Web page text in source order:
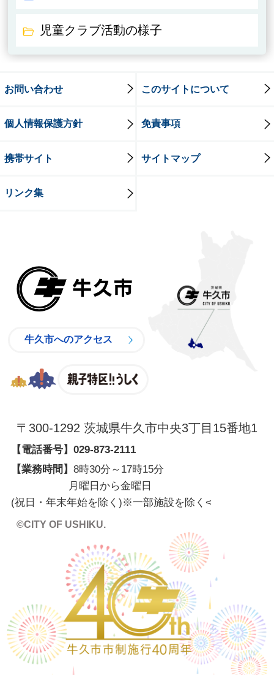
児童クラブ活動の様子
お問い合わせ このサイトについて
個人情報保護方針 免責事項
携帯サイト サイトマップ
リンク集
牛久市へのアクセス
〒300-1292 茨城県牛久市中央3丁目15番地1
【電話番号】 029-873-2111
【業務時間】 8時30分～17時15分
月曜日から金曜日
(祝日・年末年始を除く)※一部施設を除く <
©CITY OF USHIKU.